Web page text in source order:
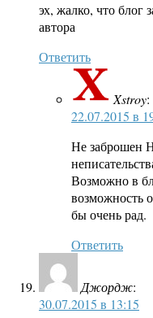
эх, жалко, что
автора
Ответить
Xstroy:
22.07.2015 в
Не заброшен
Возможно в
возможность
бы очень рад.
Ответить
Джордж:
30.07.2015 в 13:15